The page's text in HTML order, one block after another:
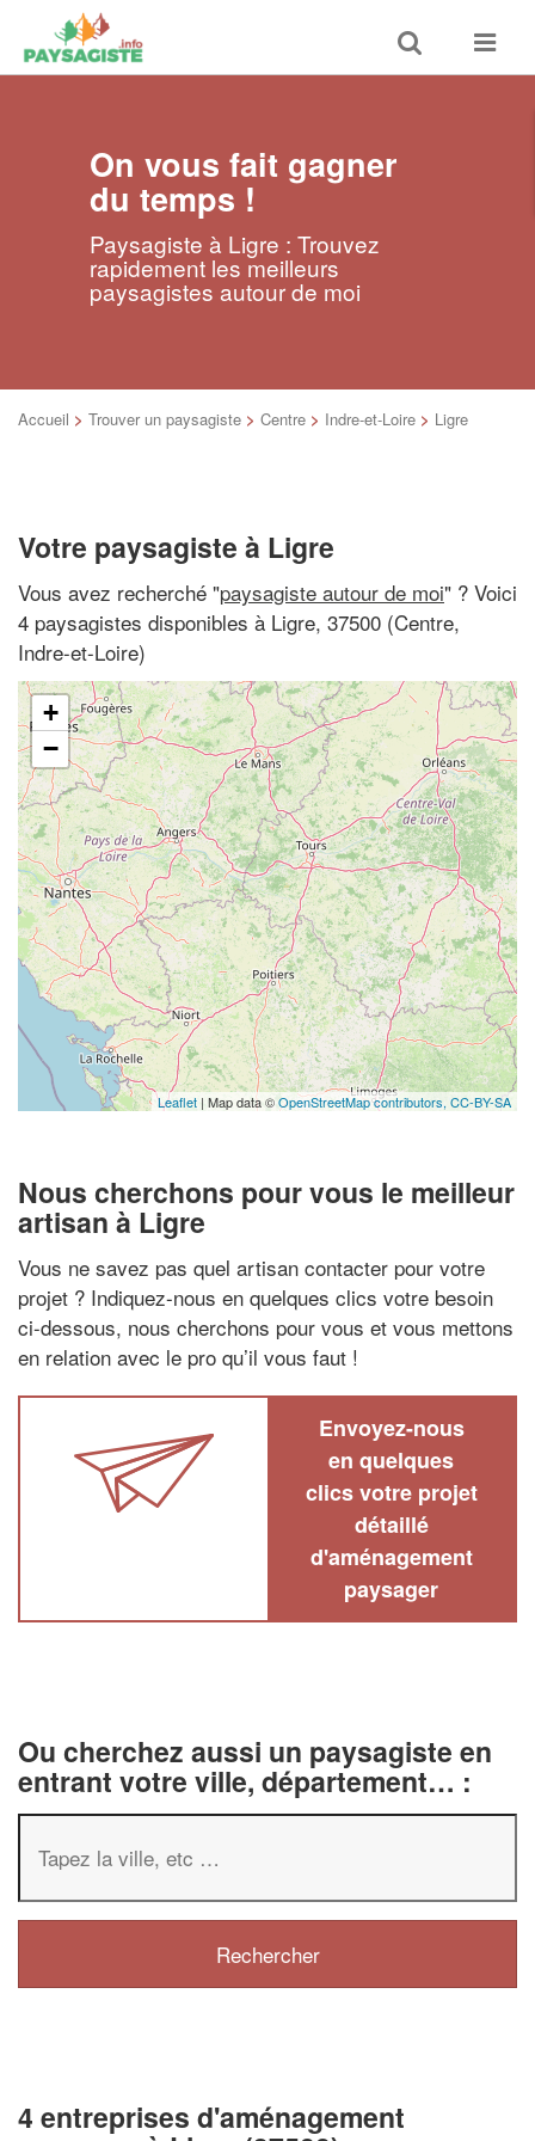
Toggle
search
Toggle
On vous fait gagner
du temps !
Paysagiste à Ligre : Trouvez
rapidement les meilleurs
paysagistes autour de moi
Accueil > Trouver un paysagiste > Centre > Indre-et-Loire > Ligre
Votre paysagiste à Ligre
Vous avez recherché "paysagiste autour de moi" ? Voici
4 paysagistes disponibles à Ligre, 37500 (Centre,
Indre-et-Loire)
+
−
Leaflet | Map data ©OpenStreetMap contributors, CC-BY-SA
Nous cherchons pour vous le meilleur
artisan à Ligre
Vous ne savez pas quel artisan contacter pour votre
projet ? Indiquez-nous en quelques clics votre besoin
ci-dessous, nous cherchons pour vous et vous mettons
en relation avec le pro qu’il vous faut !
Envoyez-nous
en quelques
clics votre projet
détaillé
d'aménagement
paysager
Ou cherchez aussi un paysagiste en
entrant votre ville, département… :
4 entreprises d'aménagement